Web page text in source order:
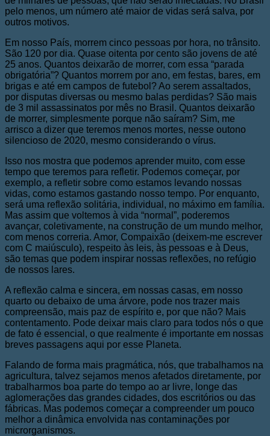
pelo menos, um número até maior de vidas será salva, por
outros motivos.
Em nosso País, morrem cinco pessoas por hora, no trânsito.
São 120 por dia. Quase oitenta por cento são jovens de até
25 anos. Quantos deixarão de morrer, com essa “parada
obrigatória”? Quantos morrem por ano, em festas, bares, em
brigas e até em campos de futebol? Ao serem assaltados,
por disputas diversas ou mesmo balas perdidas? São mais
de 3 mil assassinatos por mês no Brasil. Quantos deixarão
de morrer, simplesmente porque não saíram? Sim, me
arrisco a dizer que teremos menos mortes, nesse outono
silencioso de 2020, mesmo considerando o vírus.
Isso nos mostra que podemos aprender muito, com esse
tempo que teremos para refletir. Podemos começar, por
exemplo, a refletir sobre como estamos levando nossas
vidas, como estamos gastando nosso tempo. Por enquanto,
será uma reflexão solitária, individual, no máximo em família.
Mas assim que voltemos à vida “normal”, poderemos
avançar, coletivamente, na construção de um mundo melhor,
com menos correria. Amor, Compaixão (deixem-me escrever
com C maiúsculo), respeito às leis, às pessoas e à Deus,
são temas que podem inspirar nossas reflexões, no refúgio
de nossos lares.
A reflexão calma e sincera, em nossas casas, em nosso
quarto ou debaixo de uma árvore, pode nos trazer mais
compreensão, mais paz de espírito e, por que não? Mais
contentamento. Pode deixar mais claro para todos nós o que
de fato é essencial, o que realmente é importante em nossas
breves passagens aqui por esse Planeta.
Falando de forma mais pragmática, nós, que trabalhamos na
agricultura, talvez sejamos menos afetados diretamente, por
trabalharmos boa parte do tempo ao ar livre, longe das
aglomerações das grandes cidades, dos escritórios ou das
fábricas. Mas podemos começar a compreender um pouco
melhor a dinâmica envolvida nas contaminações por
microrganismos.